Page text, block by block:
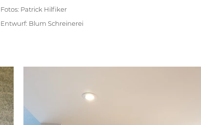
Fotos: Patrick Hilfiker
Entwurf: Blum Schreinerei